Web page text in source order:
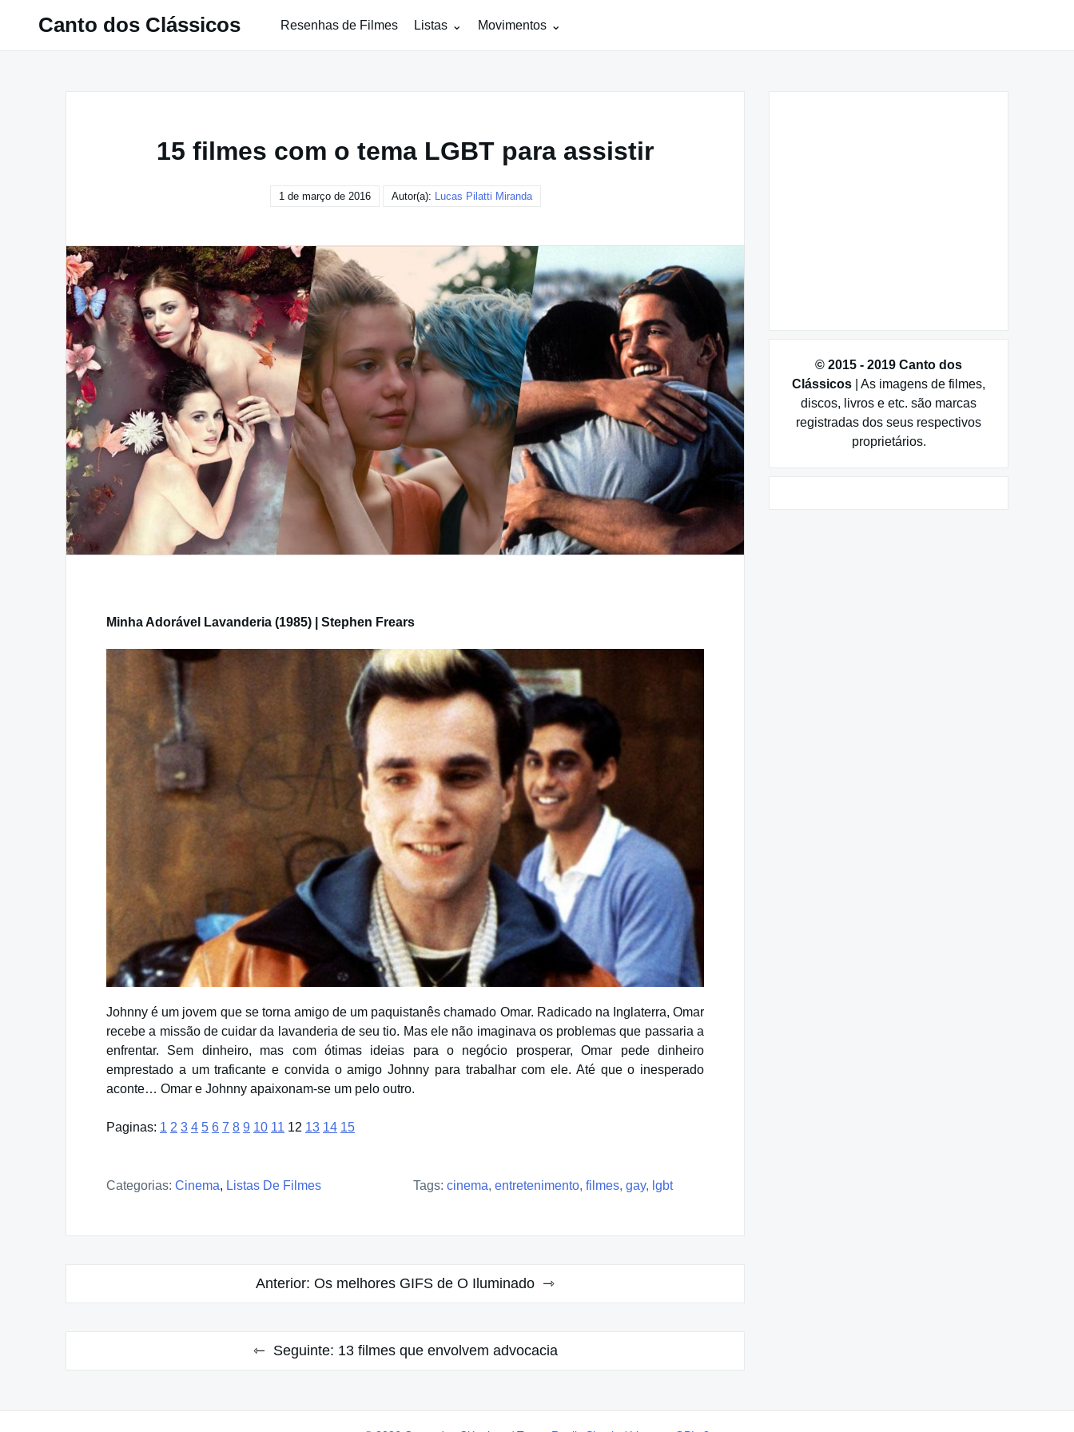
Canto dos Clássicos Resenhas de Filmes Listas Movimentos
15 filmes com o tema LGBT para assistir
1 de março de 2016 Autor(a): Lucas Pilatti Miranda
Minha Adorável Lavanderia (1985) | Stephen Frears
Johnny é um jovem que se torna amigo de um paquistanês chamado Omar. Radicado na Inglaterra, Omar
recebe a missão de cuidar da lavanderia de seu tio. Mas ele não imaginava os problemas que passaria a
enfrentar. Sem dinheiro, mas com ótimas ideias para o negócio prosperar, Omar pede dinheiro
emprestado a um traficante e convida o amigo Johnny para trabalhar com ele. Até que o inesperado
aconte… Omar e Johnny apaixonam-se um pelo outro.
Paginas: 1 2 3 4 5 6 7 8 9 10 11 12 13 14 15
Categorias: Cinema, Listas De Filmes Tags: cinema, entretenimento, filmes, gay, lgbt
Anterior: Os melhores GIFS de O Iluminado
Seguinte: 13 filmes que envolvem advocacia
© 2015 - 2019 Canto dos
Clássicos | As imagens de filmes,
discos, livros e etc. são marcas
registradas dos seus respectivos
proprietários.